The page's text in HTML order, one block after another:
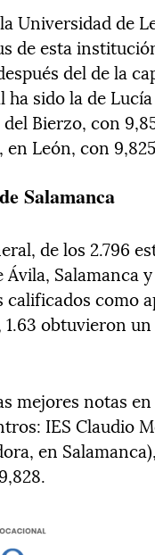
Universidad de
de esta
del de la
ha sido la de
Bierzo, con
en León, con
Salamanca
de los 2.796
Ávila, Salamanca
calificados como
1.63 obtuvieron
mejores notas
IES Claudio
en